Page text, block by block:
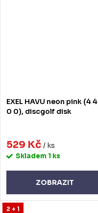
EXEL HAVU neon pink (4 4
0 0), discgolf disk
529 Kč / ks
Skladem 1 ks
ZOBRAZIT
2 + 1